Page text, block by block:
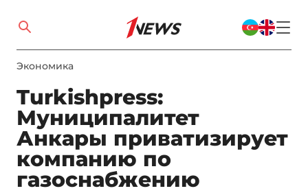
Экономика
Turkishpress:
Муниципалитет
Анкары приватизирует
компанию по
газоснабжению